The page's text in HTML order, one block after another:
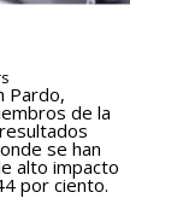
Pardo,
de la
se han
alto impacto
por ciento.